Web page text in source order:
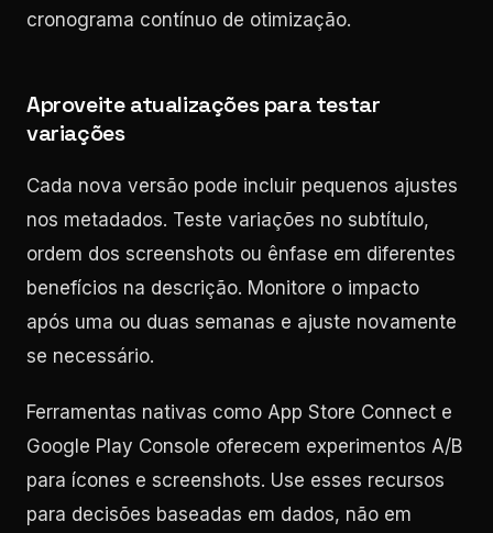
cronograma contínuo de otimização.
Aproveite atualizações para testar
variações
Cada nova versão pode incluir pequenos ajustes
nos metadados. Teste variações no subtítulo,
ordem dos screenshots ou ênfase em diferentes
benefícios na descrição. Monitore o impacto
após uma ou duas semanas e ajuste novamente
se necessário.
Ferramentas nativas como App Store Connect e
Google Play Console oferecem experimentos A/B
para ícones e screenshots. Use esses recursos
para decisões baseadas em dados, não em